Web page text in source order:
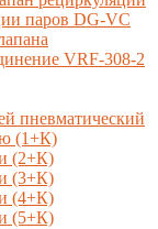
паров DG-VC
VRF-308-2
пневматический
(1+К)
(2+К)
(3+К)
(4+К)
(5+К)